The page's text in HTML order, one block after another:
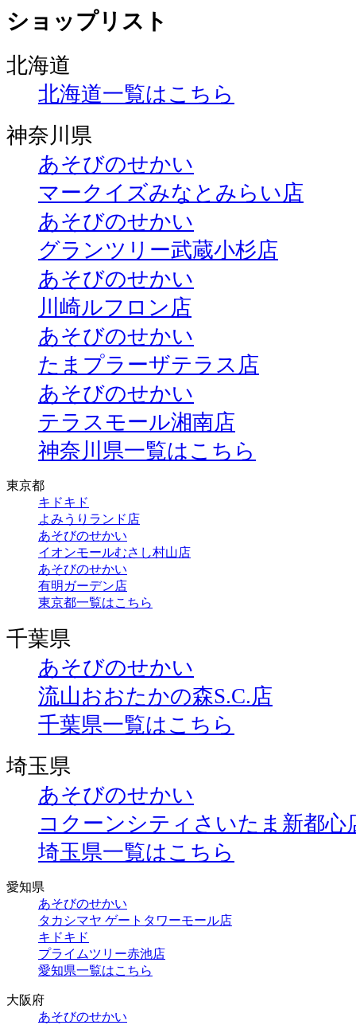
ショップリスト
北海道
北海道一覧はこちら
神奈川県
あそびのせかい
マークイズみなとみらい店
あそびのせかい
グランツリー武蔵小杉店
あそびのせかい
川崎ルフロン店
あそびのせかい
たまプラーザテラス店
あそびのせかい
テラスモール湘南店
神奈川県一覧はこちら
東京都
キドキド
よみうりランド店
あそびのせかい
イオンモールむさし村山店
あそびのせかい
有明ガーデン店
東京都一覧はこちら
千葉県
あそびのせかい
流山おおたかの森S.C.店
千葉県一覧はこちら
埼玉県
あそびのせかい
コクーンシティさいたま新都心
埼玉県一覧はこちら
愛知県
あそびのせかい
タカシマヤ ゲートタワーモール店
キドキド
プライムツリー赤池店
愛知県一覧はこちら
大阪府
あそびのせかい